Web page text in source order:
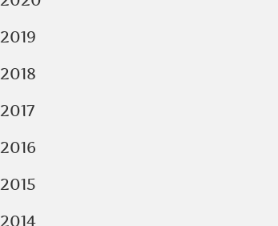
2019
2018
2017
2016
2015
2014